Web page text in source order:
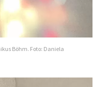
Böhm. Foto: Daniela